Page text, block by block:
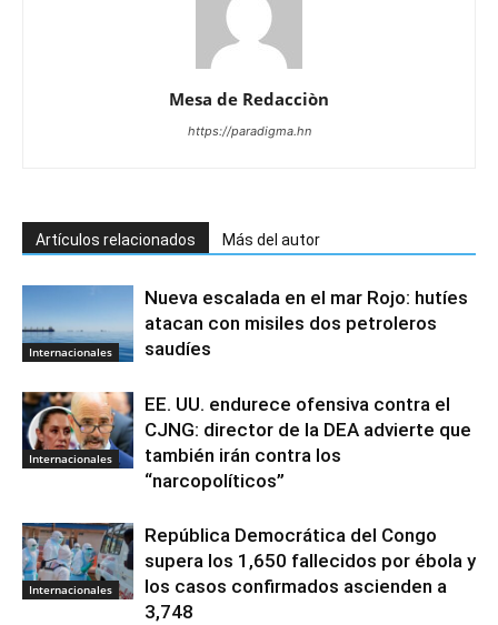
Mesa de Redacciòn
https://paradigma.hn
Artículos relacionados Más del autor
Internacionales
Nueva escalada en el mar Rojo: hutíes
atacan con misiles dos petroleros
saudíes
Internacionales
EE. UU. endurece ofensiva contra el
CJNG: director de la DEA advierte que
también irán contra los
“narcopolíticos”
Internacionales
República Democrática del Congo
supera los 1,650 fallecidos por ébola y
los casos confirmados ascienden a
3,748